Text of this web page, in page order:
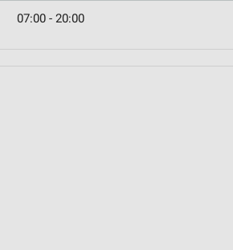
07:00 - 20:00